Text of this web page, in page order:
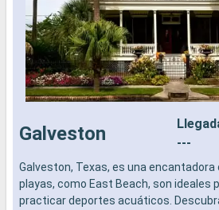
Galveston
---
Galveston, Texas, es una
playas, como East Beach, son ideales
practicar deportes acuáticos.